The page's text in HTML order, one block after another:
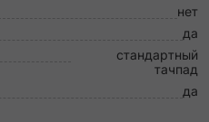
нет
да
стандартный
тачпад
да